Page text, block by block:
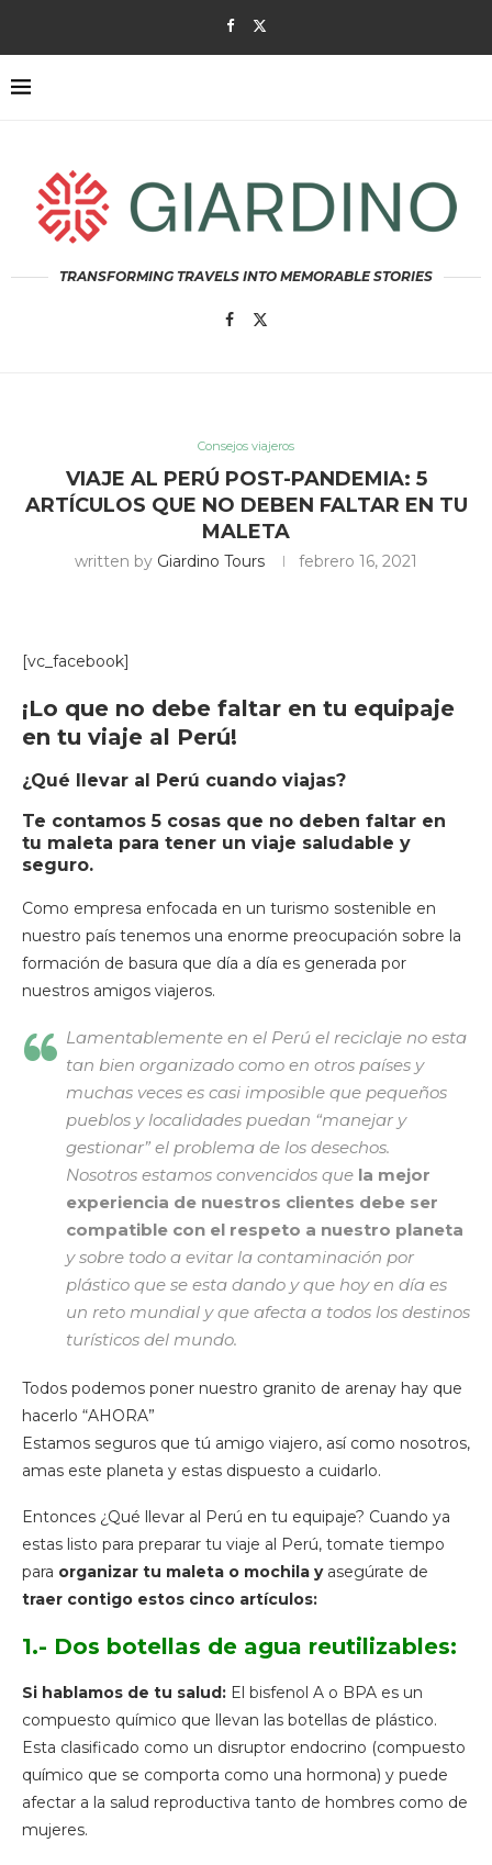
TRANSFORMING TRAVELS INTO MEMORABLE STORIES
Consejos viajeros
VIAJE AL PERÚ POST-PANDEMIA: 5
ARTÍCULOS QUE NO DEBEN FALTAR EN TU
MALETA
written by Giardino Tours febrero 16, 2021
[vc_facebook]
¡Lo que no debe faltar en tu equipaje
en tu viaje al Perú!
¿Qué llevar al Perú cuando viajas?
Te contamos 5 cosas que no deben faltar en
tu maleta para tener un viaje saludable y
seguro.
Como empresa enfocada en un turismo sostenible en
nuestro país tenemos una enorme preocupación sobre la
formación de basura que día a día es generada por
nuestros amigos viajeros.
Lamentablemente en el Perú el reciclaje no esta
tan bien organizado como en otros países y
muchas veces es casi imposible que pequeños
pueblos y localidades puedan “manejar y
gestionar” el problema de los desechos.
Nosotros estamos convencidos que la mejor
experiencia de nuestros clientes debe ser
compatible con el respeto a nuestro planeta
y sobre todo a evitar la contaminación por
plástico que se esta dando y que hoy en día es
un reto mundial y que afecta a todos los destinos
turísticos del mundo.
Todos podemos poner nuestro granito de arenay hay que
hacerlo “AHORA”
Estamos seguros que tú amigo viajero, así como nosotros,
amas este planeta y estas dispuesto a cuidarlo.
Entonces ¿Qué llevar al Perú en tu equipaje? Cuando ya
estas listo para preparar tu viaje al Perú, tomate tiempo
para organizar tu maleta o mochila yasegúrate de
traer contigo estos cinco artículos:
1.- Dos botellas de agua reutilizables:
Si hablamos de tu salud: El bisfenol A o BPA es un
compuesto químico que llevan las botellas de plástico.
Esta clasificado como un disruptor endocrino (compuesto
químico que se comporta como una hormona) y puede
afectar a la salud reproductiva tanto de hombres como de
mujeres.